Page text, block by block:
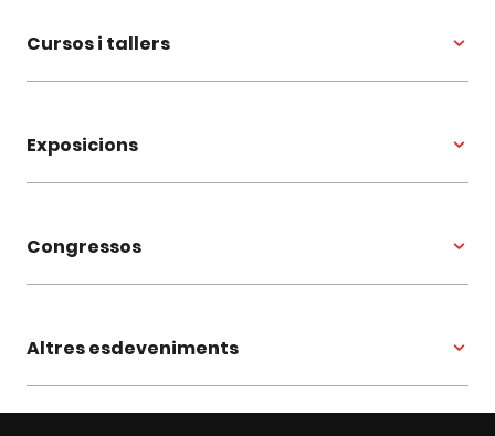
Cursos i tallers
Exposicions
Congressos
Altres esdeveniments